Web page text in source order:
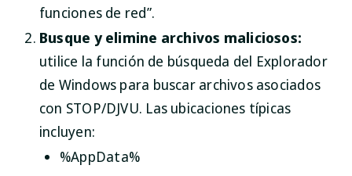
funciones de red”.
Busque y elimine archivos maliciosos:
utilice la función de búsqueda del Explorador
de Windows para buscar archivos asociados
con STOP/DJVU. Las ubicaciones típicas
incluyen:
%AppData%